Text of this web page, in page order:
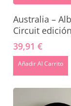
Australia –
Circuit
39,91 €
Añadir Al Carrito